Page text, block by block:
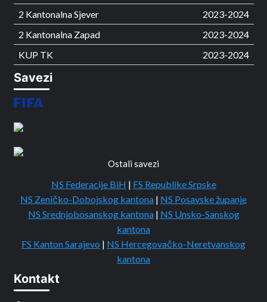
2 Kantonalna Sjever
2023-2024
2 Kantonalna Zapad
2023-2024
KUP TK
2023-2024
Savezi
Ostali savezi
NS Federacije BiH | FS Republike Srpske
NS Zeničko-Dobojskog kantona | NS Posavske županje
NS Srednjobosanskog kantona | NS Unsko-Sanskog
kantona
FS Kanton Sarajevo | NS Hercegovačko-Neretvanskog
kantona
Kontakt